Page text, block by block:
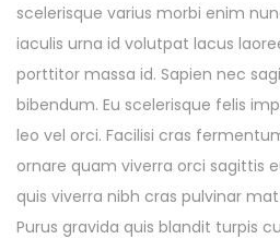
scelerisque varius morbi enim
iaculis urna id volutpat lacus
porttitor massa id. Sapien nec
bibendum. Eu scelerisque felis
leo vel orci. Facilisi cras
ornare quam viverra orci sagittis
quis viverra nibh cras pulvinar
Purus gravida quis blandit turpis